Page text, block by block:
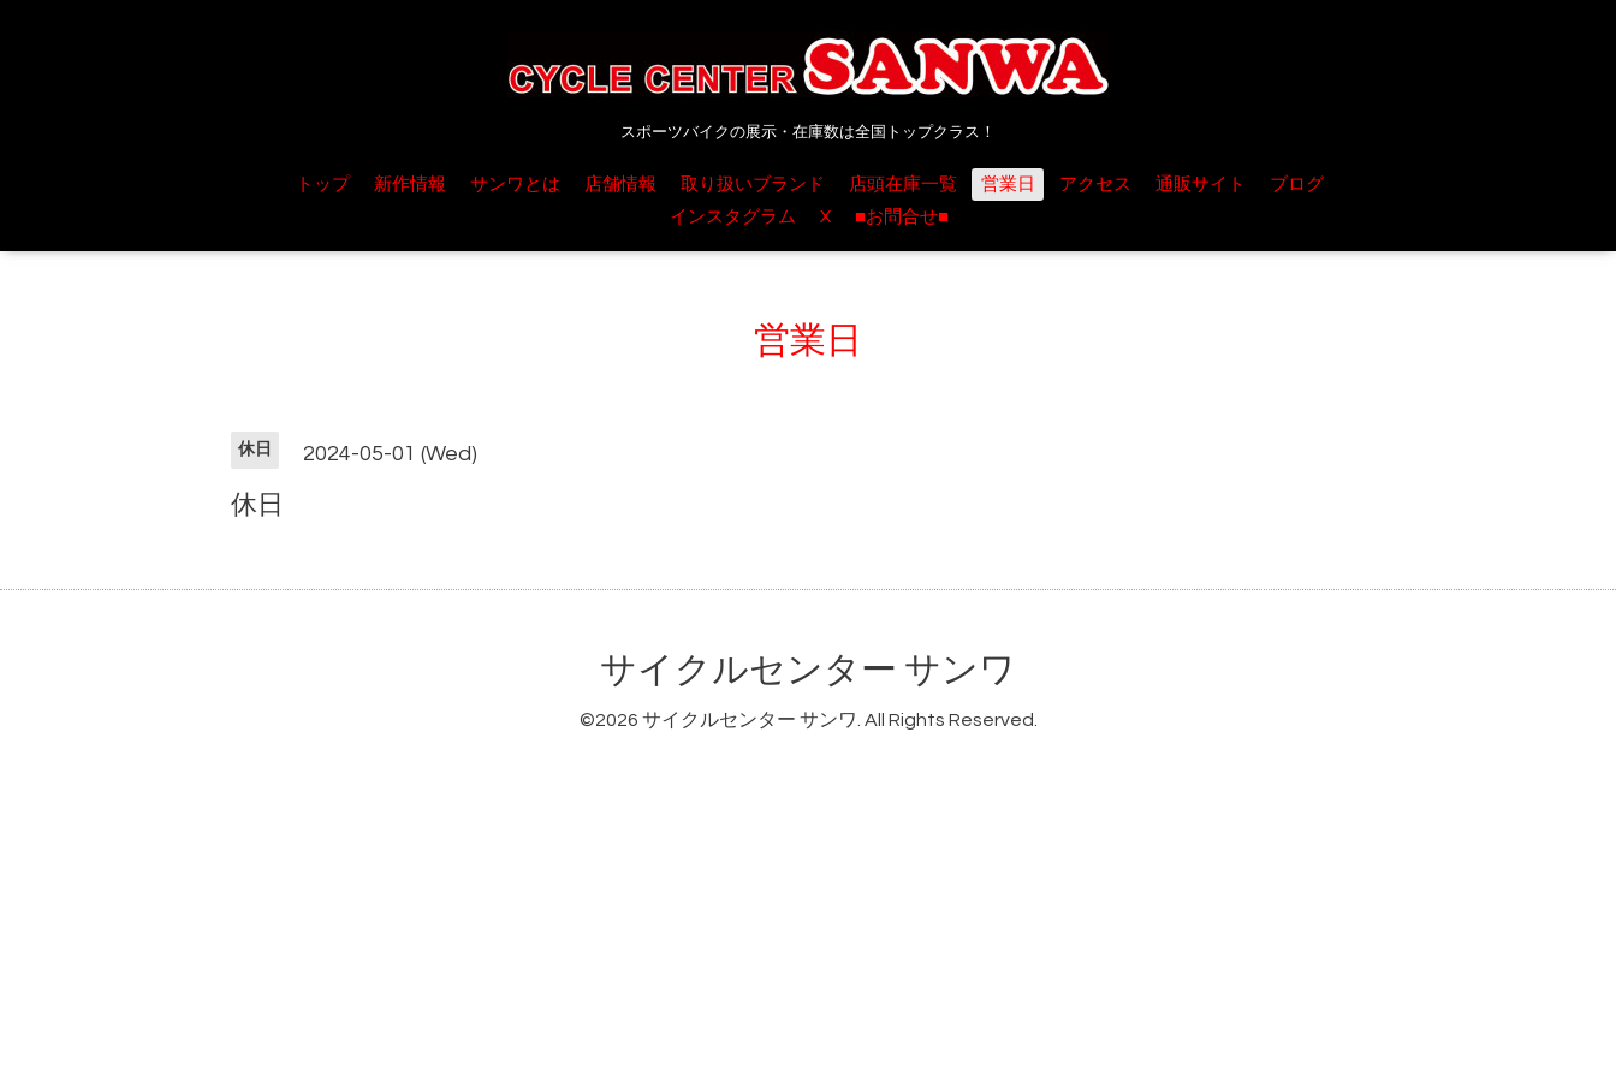
スポーツバイクの展示・在庫数は全国トップクラス！
トップ 新作情報 サンワとは 店舗情報 取り扱いブランド 店頭在庫一覧 営業日 アクセス 通販サイト
ブログ
インスタグラム
X ■お問合せ■
営業日
休日 2024-05-01 (Wed)
休日
サイクルセンター サンワ
©2026 サイクルセンター サンワ. All Rights Reserved.